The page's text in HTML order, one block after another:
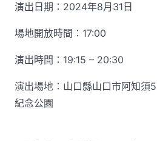
演出日期：2024年8月31日
場地開放時間：17:00
演出時間：19:15 – 20:30
演出場地：山口縣山口市阿知須
紀念公園